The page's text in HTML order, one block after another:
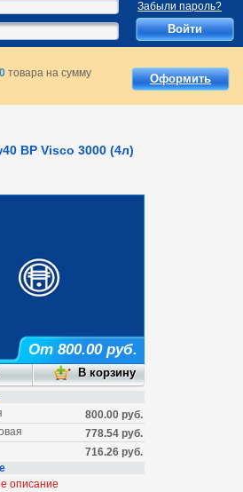
BP Visco 3000 (4л)
От 800.00 руб.
800.00 руб.
778.54 руб.
716.26 руб.
описание
Забыли пароль?
0 товара на сумму
Оформить